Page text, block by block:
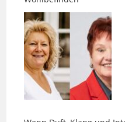
Wenn Duft, Klang und